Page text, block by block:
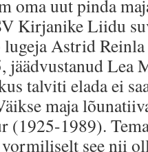
oma uut pinda
Kirjanike Liidu
Astrid Reinla
jäädvustanud Lea
talviti elada ei
maja
(1925-1989).
see nii